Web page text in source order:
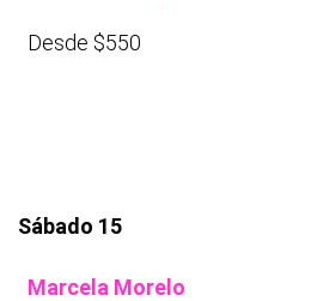
Desde $550
Sábado 15
Marcela Morelo